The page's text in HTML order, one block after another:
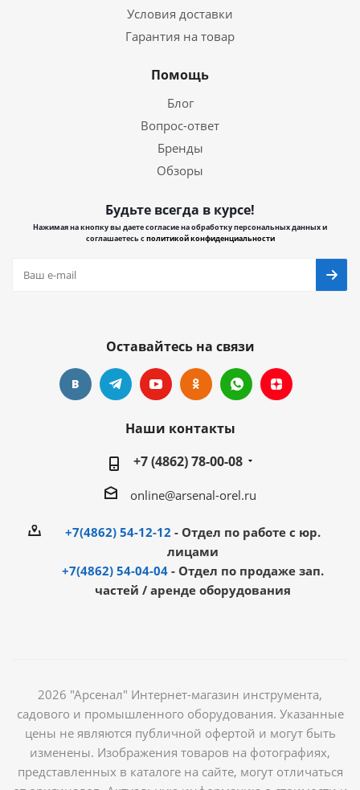
Условия доставки
Гарантия на товар
Помощь
Блог
Вопрос-ответ
Бренды
Обзоры
Будьте всегда в курсе!
Нажимая на кнопку вы даете согласие на обработку персональных данных и
соглашаетесь сполитикой конфиденциальности
Оставайтесь на связи
Наши контакты
+7 (4862) 78-00-08
online@arsenal-orel.ru
+7(4862) 54-12-12 - Отдел по работе с юр.
лицами
+7(4862) 54-04-04 - Отдел по продаже зап.
частей / аренде оборудования
2026 "Арсенал" Интернет-магазин инструмента,
садового и промышленного оборудования. Указанные
цены не являются публичной офертой и могут быть
изменены. Изображения товаров на фотографиях,
представленных в каталоге на сайте, могут отличаться